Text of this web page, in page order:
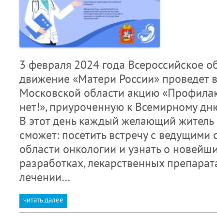
3 февраля 2024 года Всероссийское
движение «Матери России» проведет
Московской области акцию
нет!», приуроченную к Всемирному
В этот день каждый желающий
сможет: посетить встречу с ведущими
области онкологии и узнать о
разработках, лекарственных
лечении…
читать далее